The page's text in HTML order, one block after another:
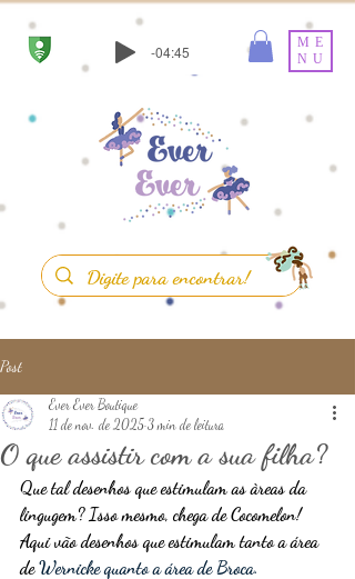
-04:45
ME
NU
Post
O que assistir com a sua filha?
Ever Ever Boutique
11 de nov. de 2025 3 min de leitura
Que tal desenhos que estimulam as àreas da
lingugem? Isso mesmo, chega de Cocomelon!
Aqui vão desenhos que estimulam tanto a área
de Wernicke quanto a área de Broca.